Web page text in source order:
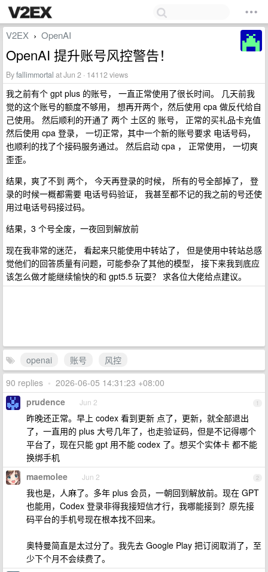
V2EX › OpenAI
OpenAI 提升账号风控警告！
Byfallimmortal at Jun 2 · 14112 views
我之前有个 gpt plus 的账号， 一直正常使用了很长时间。 几天前我
觉的这个账号的额度不够用， 想再开两个，然后使用 cpa 做反代给自
己使用。 然后顺利的开通了 两个 土区的 账号， 正常的买礼品卡充值
然后使用 cpa 登录， 一切正常，其中一个新的账号要求 电话号码，
也顺利的找了个接码服务通过。 然后启动 cpa ， 正常使用， 一切爽
歪歪。
结果，爽了不到 两个， 今天再登录的时候， 所有的号全部掉了， 登
录的时候一概都需要 电话号码验证， 我甚至都不记的我之前的号还使
用过电话号码接过码。
结果，3 个号全废，一夜回到解放前
现在我非常的迷茫， 看起来只能使用中转站了， 但是使用中转站总感
觉他们的回答质量有问题，可能参杂了其他的模型， 接下来我到底应
该怎么做才能继续愉快的和 gpt5.5 玩耍？ 求各位大佬给点建议。
openai 账号
风控
90 replies • 2026-06-05 14:31:23 +08:00
1
prudence Jun 2
昨晚还正常。早上 codex 看到更新 点了，更新，就全部退出
了，一直用的 plus 大号几年了，也走验证码，但是不记得哪个
平台了，现在只能 gpt 用不能 codex 了。想买个实体卡 都不能
换绑手机
2
maemolee Jun 2
我也是，人麻了。多年 plus 会员，一朝回到解放前。现在 GPT
也能用，Codex 登录非得我接短信才行，我哪能接到？原先接
码平台的手机号现在根本找不回来。
奥特曼简直是太过分了。我先去 Google Play 把订阅取消了，至
少下个月不会续费了。